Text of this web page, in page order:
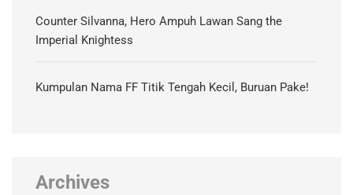
Counter Silvanna, Hero Ampuh Lawan Sang the
Imperial Knightess
Kumpulan Nama FF Titik Tengah Kecil, Buruan Pake!
Archives